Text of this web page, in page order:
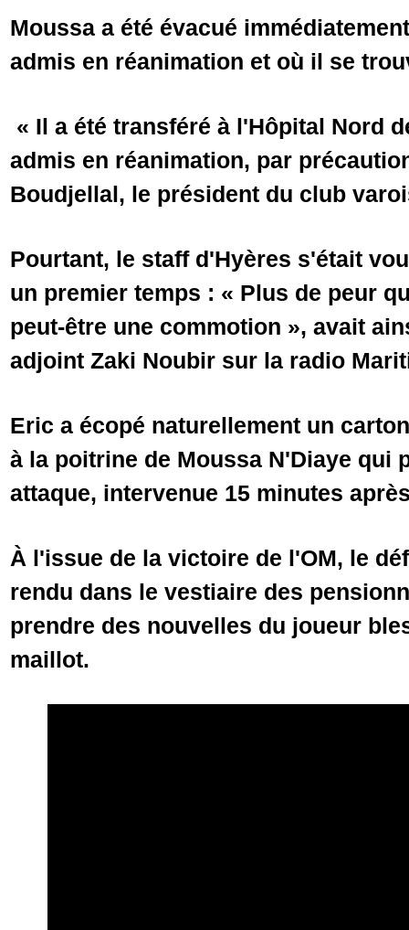
Moussa a été évacué
admis en réanimation et où il se
« Il a été transféré à l'Hôpital Nord
admis en réanimation, par
Boudjellal, le président du club
Pourtant, le staff d'Hyères s'était
un premier temps : « Plus de peur
peut-être une commotion », avait
adjoint Zaki Noubir sur la radio
Eric a écopé naturellement un
à la poitrine de Moussa N'Diaye qui
attaque, intervenue 15 minutes
À l'issue de la victoire de l'OM, le
rendu dans le vestiaire des
prendre des nouvelles du joueur
maillot.